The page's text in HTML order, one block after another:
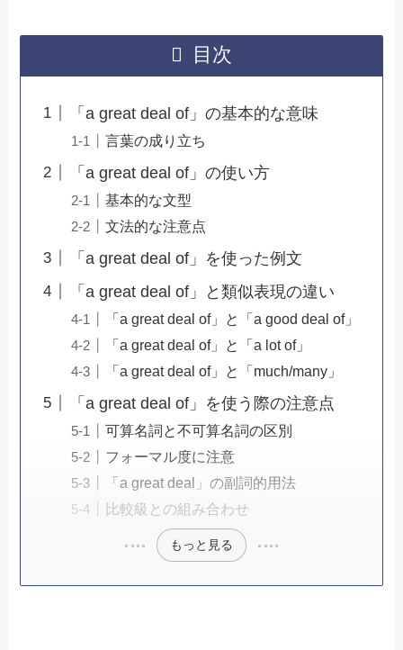
目次
「a great deal of」の基本的な意味
言葉の成り立ち
「a great deal of」の使い方
基本的な文型
文法的な注意点
「a great deal of」を使った例文
「a great deal of」と類似表現の違い
「a great deal of」と「a good deal of」
「a great deal of」と「a lot of」
「a great deal of」と「much/many」
「a great deal of」を使う際の注意点
可算名詞と不可算名詞の区別
フォーマル度に注意
「a great deal」の副詞的用法
比較級との組み合わせ
もっと見る